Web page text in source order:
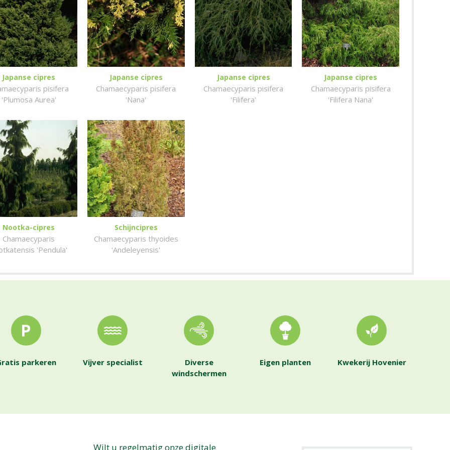
Japanse cipres
pisifera
'Plumosa Aurea'
Japanse cipres
Chamaecyparis pisifera
'Nana'
Japanse cipres
Chamaecyparis pisifera
'Filifera'
Japanse cipres
Chamaecyparis pisifera
'Filifera Nana'
Nootka-cipres
Chamaecyparis
'Pendula'
Schijncipres
Chamaecyparis thyoides
'Andeleyensis'
parkeren Vijver specialist
Diverse
windschermen
Eigen planten Kwekerij Hovenier
Wilt u regelmatig onze digitale